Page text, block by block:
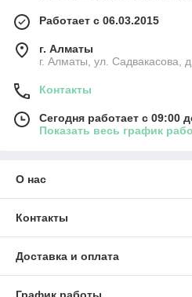
Работает с 06.03.2015
г. Алматы
г. Алматы, ул. Садвакасова,
Контакты
Сегодня работает с 09:00
Показать весь график
О нас
Контакты
Доставка и оплата